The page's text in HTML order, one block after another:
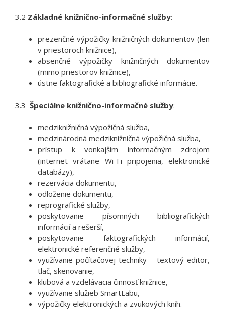
3.2 Základné knižnično-informačné služby:
prezenčné výpožičky knižničných dokumentov (len
v priestoroch knižnice),
absenčné výpožičky knižničných dokumentov
(mimo priestorov knižnice),
ústne faktografické a bibliografické informácie.
3.3 Špeciálne knižnično-informačné služby:
medziknižničná výpožičná služba,
medzinárodná medziknižničná výpožičná služba,
prístup k vonkajším informačným zdrojom
(internet vrátane Wi-Fi pripojenia, elektronické
databázy),
rezervácia dokumentu,
odloženie dokumentu,
reprografické služby,
poskytovanie písomných bibliografických
informácií a rešerší,
poskytovanie faktografických informácií,
elektronické referenčné služby,
využívanie počítačovej techniky – textový editor,
tlač, skenovanie,
klubová a vzdelávacia činnosť knižnice,
využívanie služieb SmartLabu,
výpožičky elektronických a zvukových kníh.